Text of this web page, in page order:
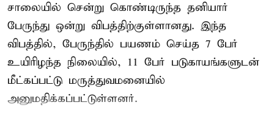
சாலையில் சென்று கொண்டிருந்த தனியார்
பேருந்து ஒன்று விபத்திற்குள்ளானது. இந்த
விபத்தில், பேருந்தில் பயணம் செய்த 7 பேர்
உயிரிழந்த நிலையில், 11 பேர் படுகாயங்களுடன்
மீட்கப்பட்டு மருத்துவமனையில்
அனுமதிக்கப்பட்டுள்ளனர்.